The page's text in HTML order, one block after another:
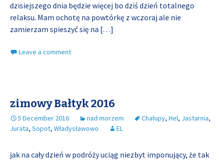
dzisiejszego dnia będzie więcej bo dziś dzień totalnego
relaksu. Mam ochotę na powtórkę z wczoraj ale nie
zamierzam spieszyć się na […]
Leave a comment
zimowy Bałtyk 2016
5 December 2016 nad morzem Chałupy, Hel, Jastarnia,
Jurata, Sopot, Władysławowo EL
jak na cały dzień w podróży uciąg niezbyt imponujący, że tak